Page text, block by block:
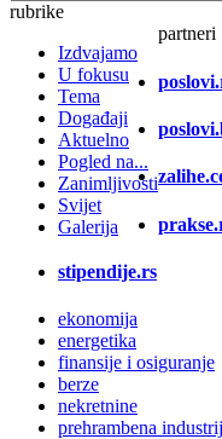
rubrike
Izdvajamo
U fokusu
Tema
Događaji
Aktuelno
Pogled na...
Zanimljivosti
Svijet
Galerija
partneri
stipendije.rs
ekonomija
energetika
finansije i osiguranje
berze
nekretnine
prehrambena